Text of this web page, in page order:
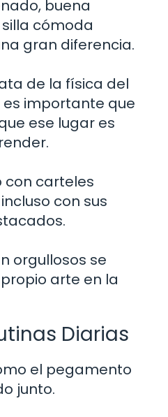
buena
cómoda
gran diferencia.
de la física del
importante que
ese lugar es
con carteles
con sus
orgullosos se
arte en la
Diarias
el pegamento
junto.